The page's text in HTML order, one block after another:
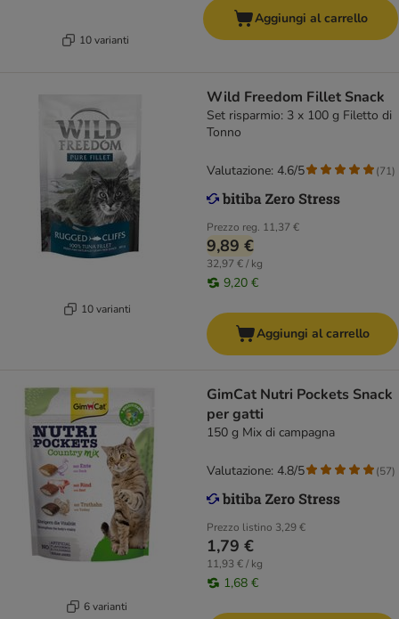
10 varianti
Aggiungi al carrello
10 varianti
Wild Freedom Fillet Snack
Set risparmio: 3 x 100 g Filetto di
Tonno
Prezzo reg. 11,37 €
9,89 €
32,97 € / kg
9,20 €
Valutazione: 4.6/5 (71)
Aggiungi al carrello
6 varianti
GimCat Nutri Pockets Snack
per gatti
150 g Mix di campagna
Prezzo listino 3,29 €
1,79 €
11,93 € / kg
1,68 €
Valutazione: 4.8/5 (57)